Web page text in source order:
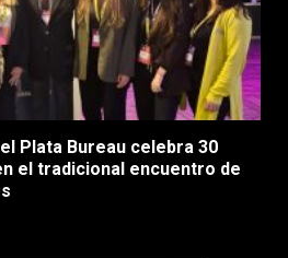
Plata Bureau celebra 30
el tradicional encuentro de